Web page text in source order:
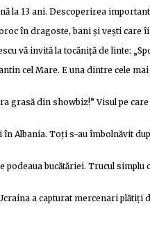
la 13 ani. Descoperirea
în dragoste, bani și vești care
vă invită la tocăniță de linte:
cel Mare. E una dintre cele mai
grasă din showbiz!” Visul pe
Albania. Toți s-au îmbolnăvit
bucătăriei. Trucul simplu
a capturat mercenari plătiți